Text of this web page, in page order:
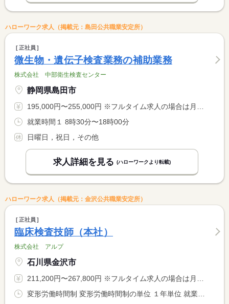
ハローワーク求人（掲載元：島田公共職業安定所）
正社員
微生物・遺伝子検査業務の補助業務
株式会社 中部衛生検査センター
静岡県島田市
195,000円〜255,000円 ※フルタイム求人の場合は月額（換算額）、パート求人の場合は時間額を表示しています。
就業時間１ 8時30分〜18時00分
日曜日，祝日，その他
求人詳細を見る (ハローワークより転載)
ハローワーク求人（掲載元：金沢公共職業安定所）
正社員
臨床検査技師（本社）
株式会社 アルプ
石川県金沢市
211,200円〜267,800円 ※フルタイム求人の場合は月額（換算額）、パート求人の場合は時間額を表示しています。